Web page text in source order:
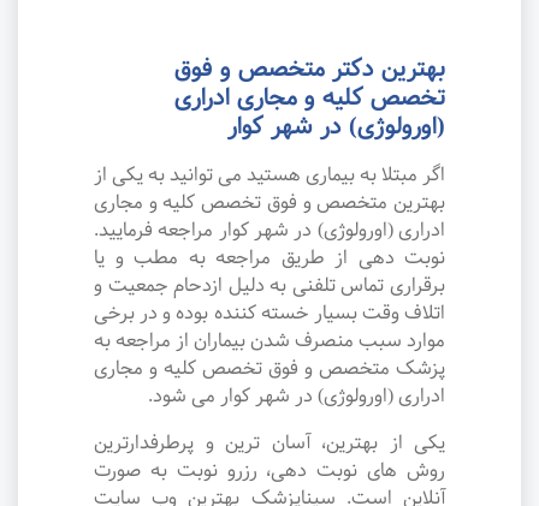
بهترین دکتر متخصص و فوق
تخصص کلیه و مجاری ادراری
(اورولوژی) در شهر کوار
اگر مبتلا به بیماری هستید می توانید به یکی از
بهترین متخصص و فوق تخصص کلیه و مجاری
ادراری (اورولوژی) در شهر کوار مراجعه فرمایید.
نوبت دهی از طریق مراجعه به مطب و یا
برقراری تماس تلفنی به دلیل ازدحام جمعیت و
اتلاف وقت بسیار خسته کننده بوده و در برخی
موارد سبب منصرف شدن بیماران از مراجعه به
پزشک متخصص و فوق تخصص کلیه و مجاری
ادراری (اورولوژی) در شهر کوار می شود.
یکی از بهترین، آسان ترین و پرطرفدارترین
روش های نوبت دهی، رزرو نوبت به صورت
آنلاین است. سیناپزشک بهترین وب سایت